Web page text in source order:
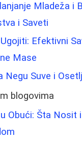
Mladeža i
i Saveti
Efektivni
Mase
Negu Suve i
blogovima
Obući: Šta Nosit